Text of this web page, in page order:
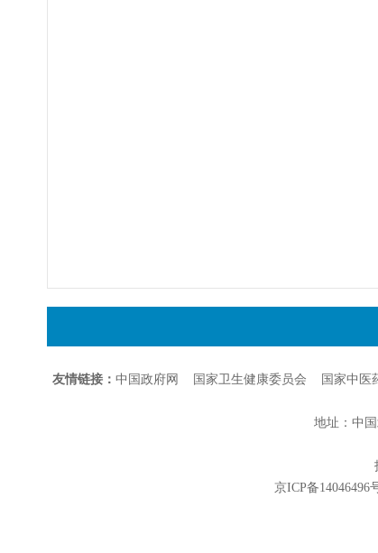
友情链接： 中国政府网 国家卫生健康委员会 国家中医
地址：中
京ICP备14046496